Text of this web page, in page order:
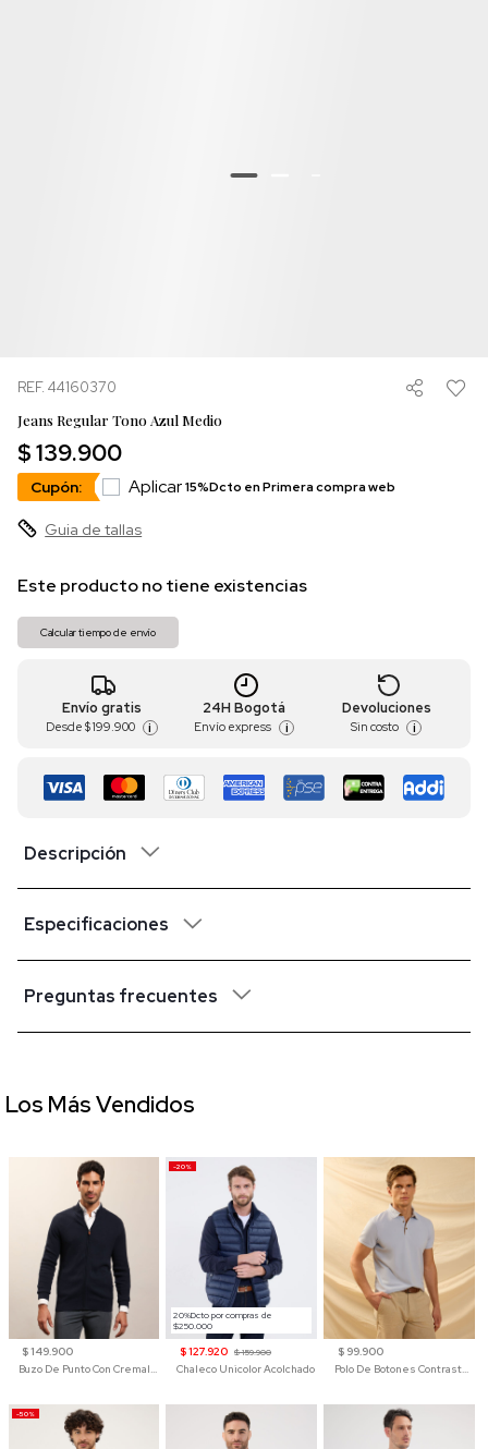
REF. 44160370
Jeans Regular Tono Azul Medio
$ 139.900
Cupón: Aplicar15%Dcto en Primera compra web
Guia de tallas
Este producto no tiene existencias
Calcular tiempo de envío
Envío gratis
Desde $ 199.900 i
24H Bogotá
Envío express i
Devoluciones
Sin costo i
Descripción
Especificaciones
Preguntas frecuentes
$ 149.900
Buzo De Punto Con Cremallera Para Hombre
20%Dcto por compras de
$250.000
-20%
$ 127.920 $ 159.900
Chaleco Unicolor Acolchado
$ 99.900
Polo De Botones Contraste Para Hombre
-50%
Los Más Vendidos